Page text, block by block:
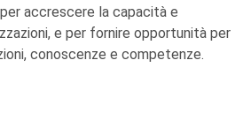
accrescere la capacità e
e per fornire opportunità per
conoscenze e competenze.